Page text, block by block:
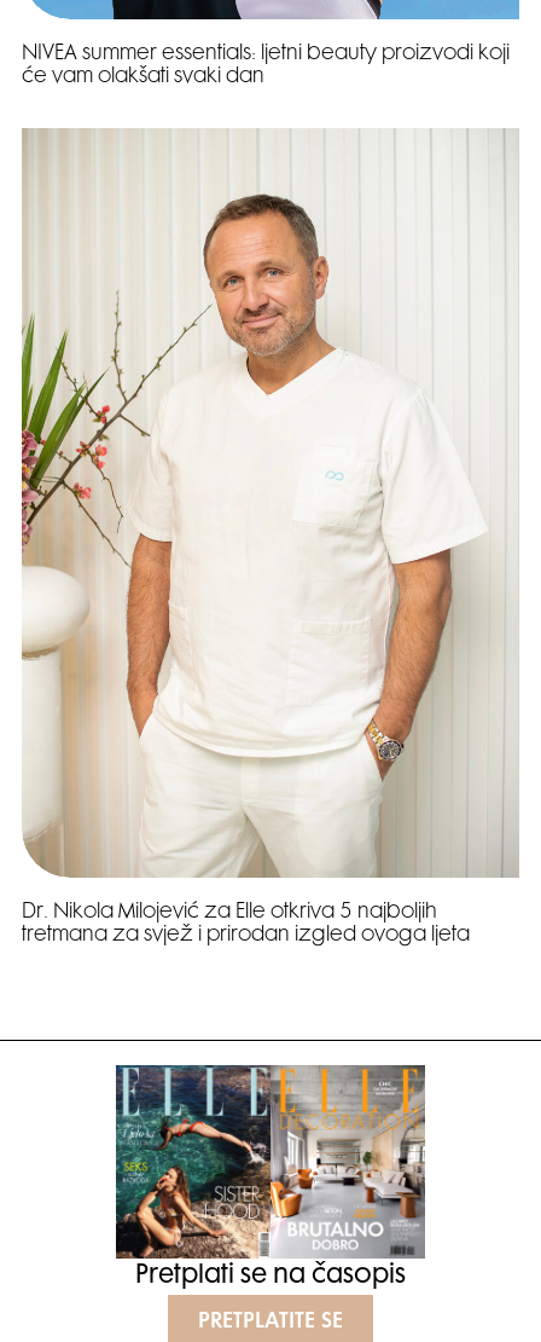
NIVEA summer essentials: ljetni beauty proizvodi koji
će vam olakšati svaki dan
Dr. Nikola Milojević za Elle otkriva 5 najboljih
tretmana za svjež i prirodan izgled ovoga ljeta
Pretplati se na časopis
PRETPLATITE SE